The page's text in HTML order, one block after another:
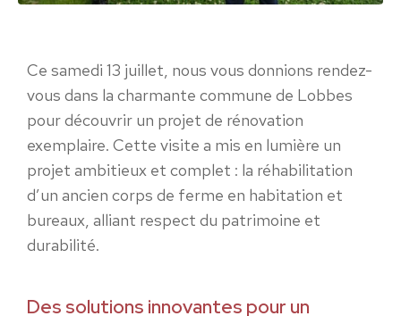
Ce samedi 13 juillet, nous vous donnions rendez-
vous dans la charmante commune de Lobbes
pour découvrir un projet de rénovation
exemplaire. Cette visite a mis en lumière un
projet ambitieux et complet : la réhabilitation
d’un ancien corps de ferme en habitation et
bureaux, alliant respect du patrimoine et
durabilité.
Des solutions innovantes pour un